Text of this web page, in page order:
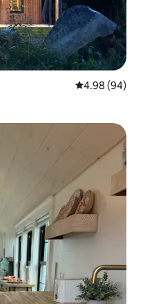
平均评分 4.98
4.98 (94)